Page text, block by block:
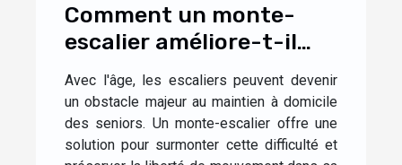
Comment un monte-
escalier améliore-t-il
l'autonomie des seniors
?
Avec l'âge, les escaliers peuvent devenir
un obstacle majeur au maintien à domicile
des seniors. Un monte-escalier offre une
solution pour surmonter cette difficulté et